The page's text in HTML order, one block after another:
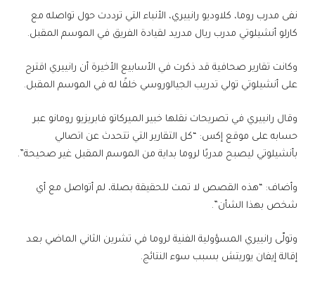
نفى مدرب روما، ​كلاوديو رانييري​، الأنباء التي ترددت حول تواصله مع ​
كارلو أنشيلوتي​ مدرب ​ريال مدريد​ لقيادة الفريق في الموسم المقبل.
وكانت تقارير صحافية قد ذكرت في الأسابيع الأخيرة أن رانييري اقترح
على أنشيلوتي تولي تدريب الجيالوروسي خلفًا له في الموسم المقبل.
وقال رانييري في تصريحات نقلها خبير الميركاتو ​فابريزيو رومانو​ عبر
حسابه على موقع إكس: “كل التقارير التي تتحدث عن اتصالي
بأنشيلوتي ليصبح مدربًا لروما بداية من الموسم المقبل غير صحيحة”.
وأضاف: “هذه القصص لا تمت للحقيقة بصلة، لم أتواصل مع أي
شخص بهذا الشأن”.
وتولّى رانييري المسؤولية الفنية لروما في تشرين الثاني الماضي بعد
إقالة ​إيفان يوريتش​ بسبب سوء النتائج.